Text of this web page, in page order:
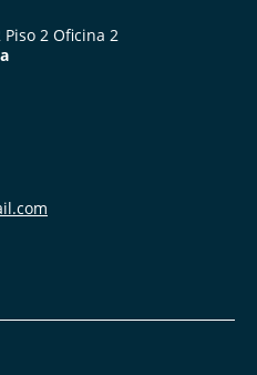
2 Oficina 2